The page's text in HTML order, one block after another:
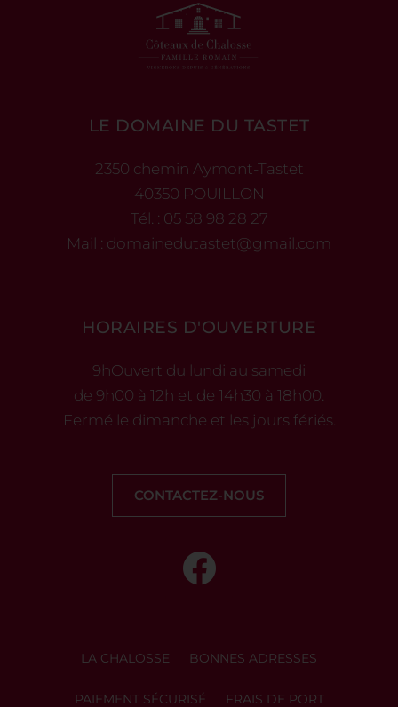
LE DOMAINE DU TASTET
2350 chemin Aymont-Tastet
40350 POUILLON
Tél. : 05 58 98 28 27
Mail : domainedutastet@gmail.com
HORAIRES D'OUVERTURE
9hOuvert du lundi au samedi
de 9h00 à 12h et de 14h30 à 18h00.
Fermé le dimanche et les jours fériés.
CONTACTEZ-NOUS
LA CHALOSSE BONNES ADRESSES
PAIEMENT SÉCURISÉ FRAIS DE PORT